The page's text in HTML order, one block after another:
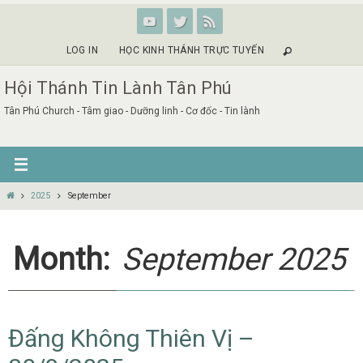
LOG IN HỌC KINH THÁNH TRỰC TUYẾN
Hội Thánh Tin Lành Tân Phú
Tân Phú Church - Tâm giao - Dưỡng linh - Cơ đốc - Tin lành
Home2025 September
Month: September 2025
Đấng Không Thiên Vị –